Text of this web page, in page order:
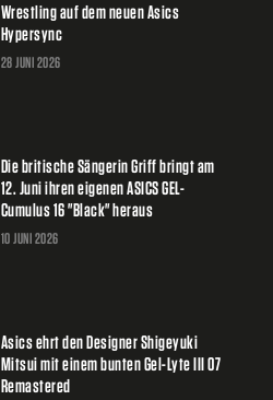
Wrestling auf dem neuen Asics
Hypersync
28 JUNI 2026
Die britische Sängerin Griff bringt am
12. Juni ihren eigenen ASICS GEL-
Cumulus 16 "Black" heraus
10 JUNI 2026
Asics ehrt den Designer Shigeyuki
Mitsui mit einem bunten Gel-Lyte III 07
Remastered